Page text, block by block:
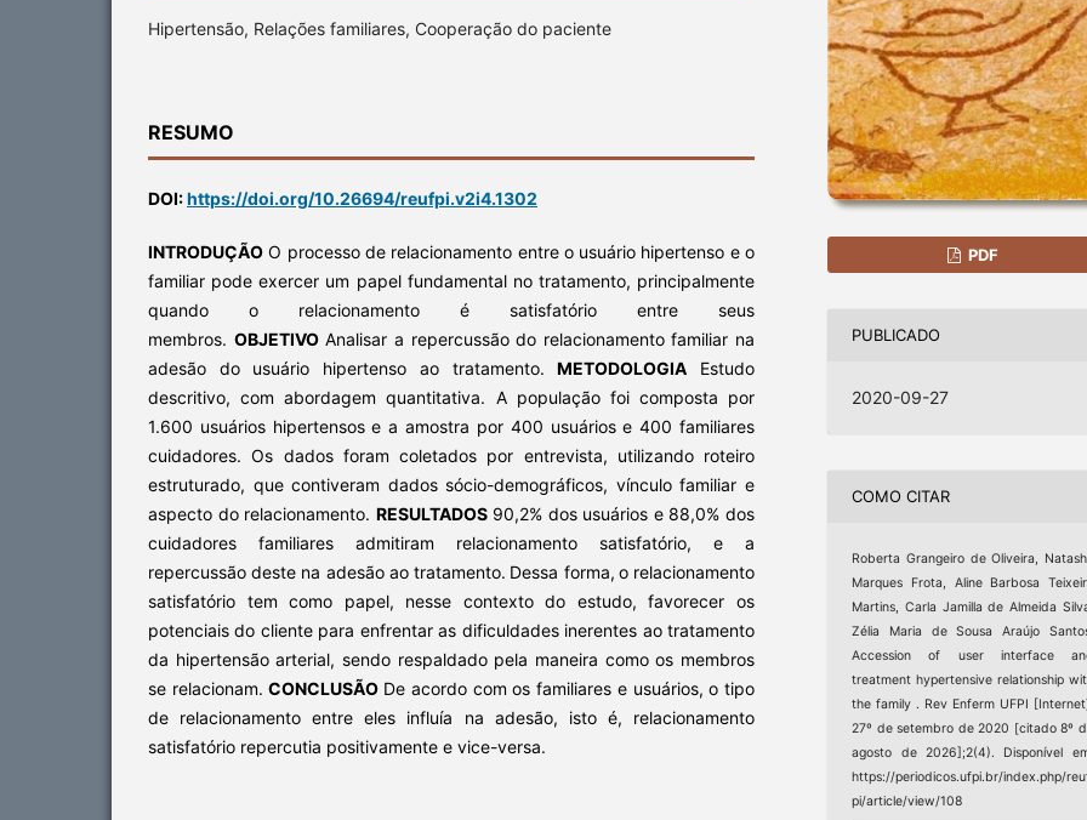
Hipertensão, Relações familiares, Cooperação do paciente
RESUMO
DOI:https://doi.org/10.26694/reufpi.v2i4.1302
INTRODUÇÃO O processo de relacionamento entre o usuário hipertenso e o
familiar pode exercer um papel fundamental no tratamento, principalmente
quando o relacionamento é satisfatório entre seus
membros. OBJETIVOAnalisar a repercussão do relacionamento familiar na
adesão do usuário hipertenso ao tratamento.METODOLOGIA Estudo
descritivo, com abordagem quantitativa. A população foi composta por
1.600 usuários hipertensos e a amostra por 400 usuários e 400 familiares
cuidadores. Os dados foram coletados por entrevista, utilizando roteiro
estruturado, que contiveram dados sócio-demográficos, vínculo familiar e
aspecto do relacionamento. RESULTADOS90,2% dos usuários e 88,0% dos
cuidadores familiares admitiram relacionamento satisfatório, e a
repercussão deste na adesão ao tratamento. Dessa forma, o relacionamento
satisfatório tem como papel, nesse contexto do estudo, favorecer os
potenciais do cliente para enfrentar as dificuldades inerentes ao tratamento
da hipertensão arterial, sendo respaldado pela maneira como os membros
se relacionam.CONCLUSÃO De acordo com os familiares e usuários, o tipo
de relacionamento entre eles influía na adesão, isto é, relacionamento
satisfatório repercutia positivamente e vice-versa.
PDF
PUBLICADO
2020-09-27
COMO CITAR
Roberta Grangeiro de Oliveira,
Marques Frota, Aline Barbosa
Martins, Carla Jamilla de Almeida
Zélia Maria de Sousa Araújo
Accession of user interface
treatment hypertensive relationship
the family . Rev Enferm UFPI
27º de setembro de 2020 [citado 8º
agosto de 2026];2(4). Disponível
https://periodicos.ufpi.br/index.php/
pi/article/view/108